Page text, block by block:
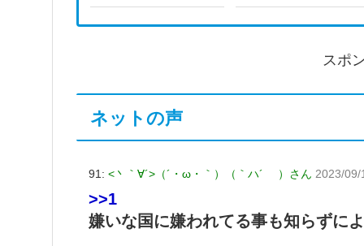
スポ
ネットの声
91: <丶｀∀´>（´・ω・｀）（｀ハ´ ）さん 2023/
>>1
嫌いな国に嫌われてる事も知らずに